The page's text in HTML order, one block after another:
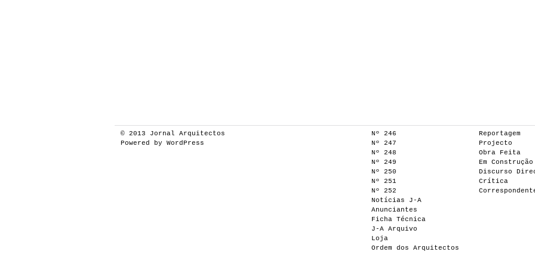
© 2013 Jornal Arquitectos
Powered by WordPress
Nº 246
Nº 247
Nº 248
Nº 249
Nº 250
Nº 251
Nº 252
Notícias J-A
Anunciantes
Ficha Técnica
J-A Arquivo
Loja
Ordem dos Arquitectos
Reportagem
Projecto
Obra Feita
Em Construção
Discurso
Crítica